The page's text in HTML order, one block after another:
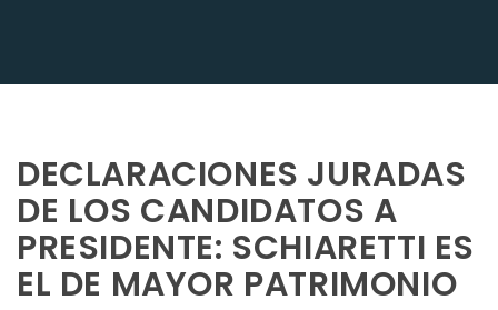
DECLARACIONES JURADAS
DE LOS CANDIDATOS A
PRESIDENTE: SCHIARETTI ES
EL DE MAYOR PATRIMONIO